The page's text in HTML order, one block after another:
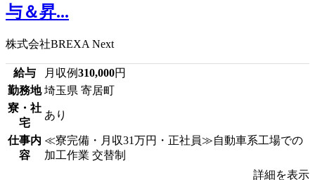
与＆昇...
株式会社BREXA Next
給与 月収例310,000円
勤務地 埼玉県 寄居町
寮・社
宅
あり
仕事内
容
≪寮完備・月収31万円・正社員≫自動車系工場での
加工作業 交替制
詳細を表示